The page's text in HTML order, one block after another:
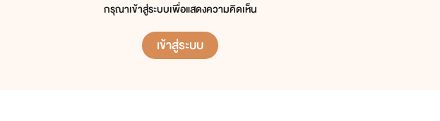
กรุณาเข้าสู่ระบบเพื่อแสดงความคิดเห็น
เข้าสู่ระบบ